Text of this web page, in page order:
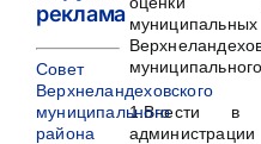
1.Внести в
администрации
реклама
Совет
Верхнеландеховского
муниципального
района